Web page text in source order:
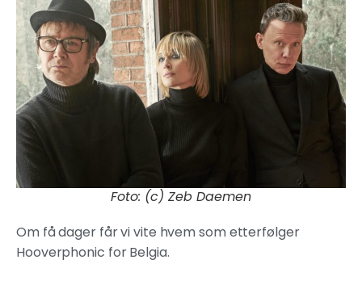
Foto: (c) Zeb Daemen
Om få dager får vi vite hvem som etterfølger
Hooverphonic for Belgia.